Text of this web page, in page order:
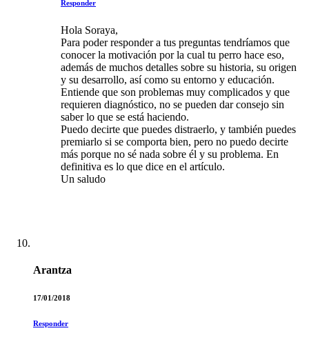
Responder
Hola Soraya,
Para poder responder a tus preguntas tendríamos que
conocer la motivación por la cual tu perro hace eso,
además de muchos detalles sobre su historia, su origen
y su desarrollo, así como su entorno y educación.
Entiende que son problemas muy complicados y que
requieren diagnóstico, no se pueden dar consejo sin
saber lo que se está haciendo.
Puedo decirte que puedes distraerlo, y también puedes
premiarlo si se comporta bien, pero no puedo decirte
más porque no sé nada sobre él y su problema. En
definitiva es lo que dice en el artículo.
Un saludo
Arantza
17/01/2018
Responder